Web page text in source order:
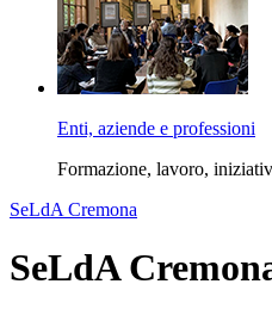
Enti, aziende e professioni
Formazione, lavoro,
SeLdA Cremona
SeLdA